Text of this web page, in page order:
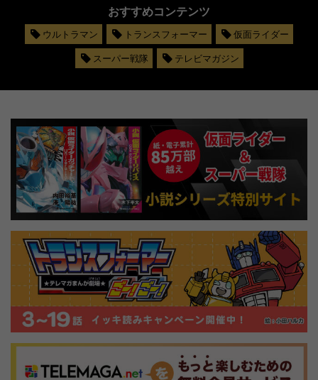
おすすめコンテンツ
ウルトラマン トランスフォーマー
仮面ライダー
スーパー戦隊
テレビマガジン